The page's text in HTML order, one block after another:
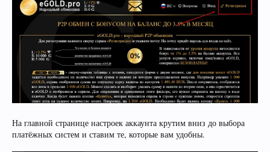
На главной странице настроек аккаунта крутим вниз до выбора
платёжных систем и ставим те, которые вам удобны.